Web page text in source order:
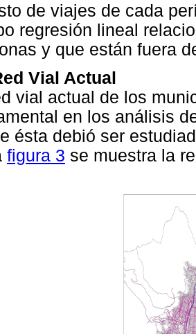
de viajes de cada
regresión lineal
y que están fuera
Vial Actual
vial actual de los
en los análisis
ésta debió ser
figura 3 se muestra la